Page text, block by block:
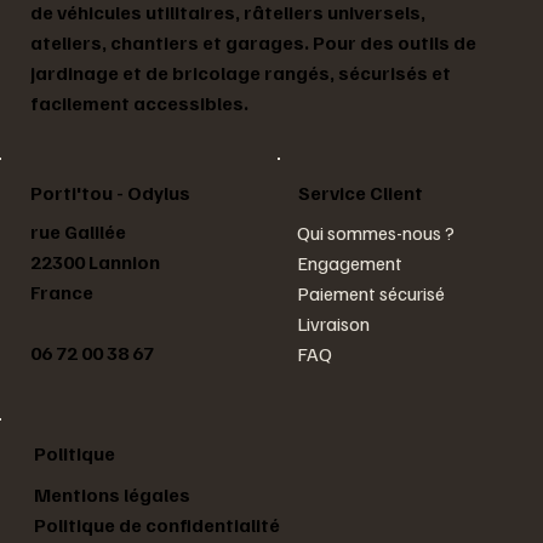
de véhicules utilitaires, râteliers universels,
ateliers, chantiers et garages. Pour des outils de
jardinage et de bricolage rangés, sécurisés et
facilement accessibles.
Porti'tou - Odylus
rue Galilée
22300 Lannion
France
06 72 00 38 67
Service Client
Qui sommes-nous ?
Engagement
Paiement sécurisé
Livraison
FAQ
Politique
Mentions légales
Politique de confidentialité